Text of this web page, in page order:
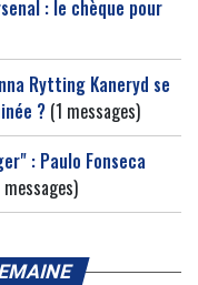
: le chèque pour
Rytting Kaneryd se
? (1 messages)
: Paulo Fonseca